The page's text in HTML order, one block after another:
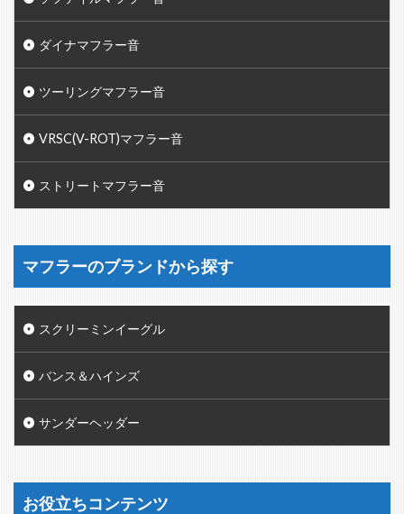
ダイナマフラー音
ツーリングマフラー音
VRSC(V-ROT)マフラー音
ストリートマフラー音
マフラーのブランドから探す
スクリーミンイーグル
バンス＆ハインズ
サンダーヘッダー
お役立ちコンテンツ